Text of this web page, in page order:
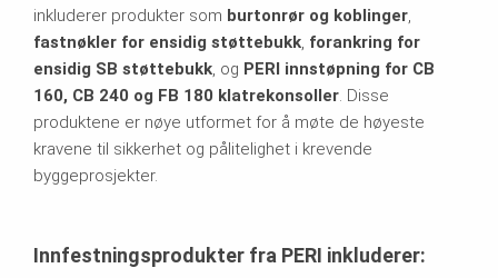
inkluderer produkter som burtonrør og koblinger,
fastnøkler for ensidig støttebukk, forankring for
ensidig SB støttebukk, og PERI innstøpning for CB
160, CB 240 og FB 180 klatrekonsoller. Disse
produktene er nøye utformet for å møte de høyeste
kravene til sikkerhet og pålitelighet i krevende
byggeprosjekter.
Innfestningsprodukter fra PERI inkluderer: